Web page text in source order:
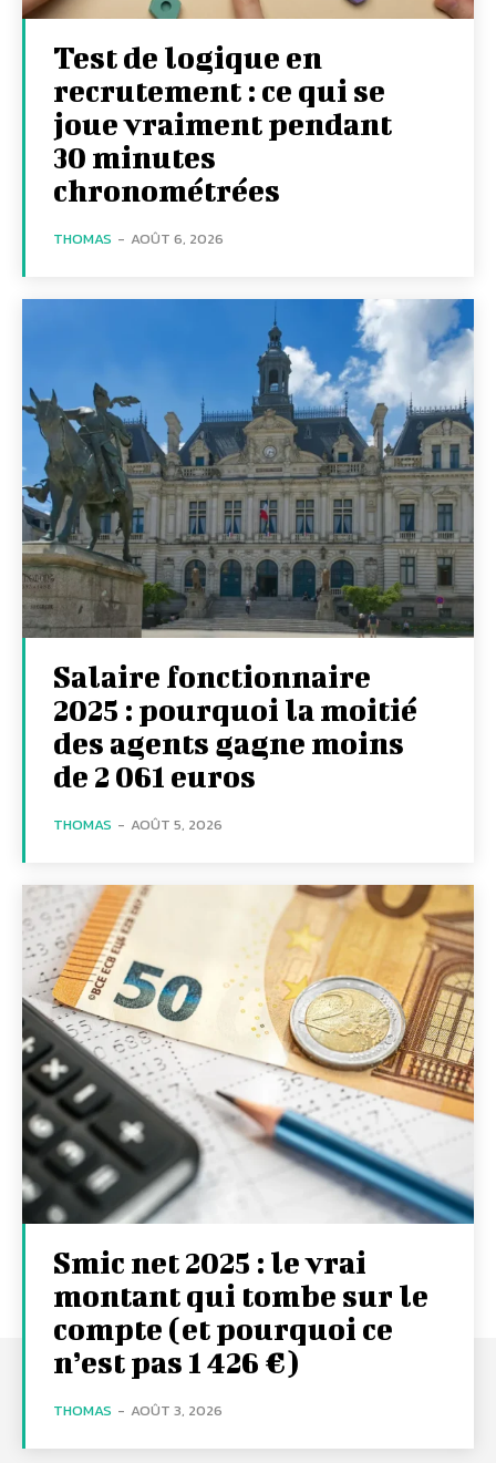
Test de logique en
recrutement : ce qui se
joue vraiment pendant
30 minutes
chronométrées
THOMAS - AOÛT 6, 2026
Salaire fonctionnaire
2025 : pourquoi la moitié
des agents gagne moins
de 2 061 euros
THOMAS - AOÛT 5, 2026
Smic net 2025 : le vrai
montant qui tombe sur le
compte (et pourquoi ce
n’est pas 1 426 €)
THOMAS - AOÛT 3, 2026